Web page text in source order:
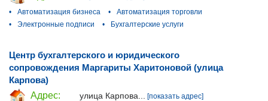
•
Автоматизация бизнеса •
Автоматизация торговли
•
Электронные подписи • Бухгалтерские услуги
Центр бухгалтерского и юридического
сопровождения Маргариты Харитоновой (улица
Карпова)
Адрес:
улица Карпова...
[показать адрес]